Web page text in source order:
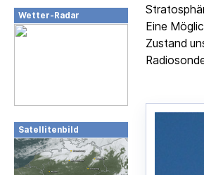
Wetter-Radar
Satellitenbild
Eine
Zustand